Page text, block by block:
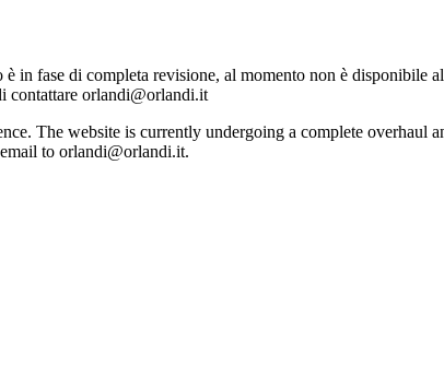
in fase di completa revisione, al momento non è disponibile
contattare orlandi@orlandi.it
The website is currently undergoing a complete overhaul
to orlandi@orlandi.it.